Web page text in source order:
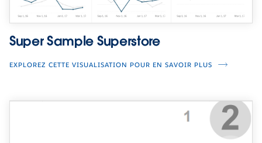
Super Sample Superstore
EXPLOREZ CETTE VISUALISATION POUR EN SAVOIR PLUS